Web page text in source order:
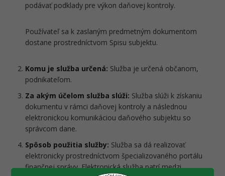
podávať podklady pre výkon daňovej kontroly.
Používateľ sa k zaslaným predmetným dokumentom
dostane prostredníctvom Spisu subjektu.
Komu je služba určená: Služba je určená občanom,
podnikateľom.
Za akým účelom služba slúži: Služba slúži k získaniu
dokumentu v rámci daňovej kontroly a následnou
elektronickou komunikáciou daňového subjektu so
správcom dane.
Spôsob použitia služby: Služba sa dá realizovať
elektronicky prostredníctvom špecializovaného portálu
finančnej správy. Elektronická služba patrí medzi